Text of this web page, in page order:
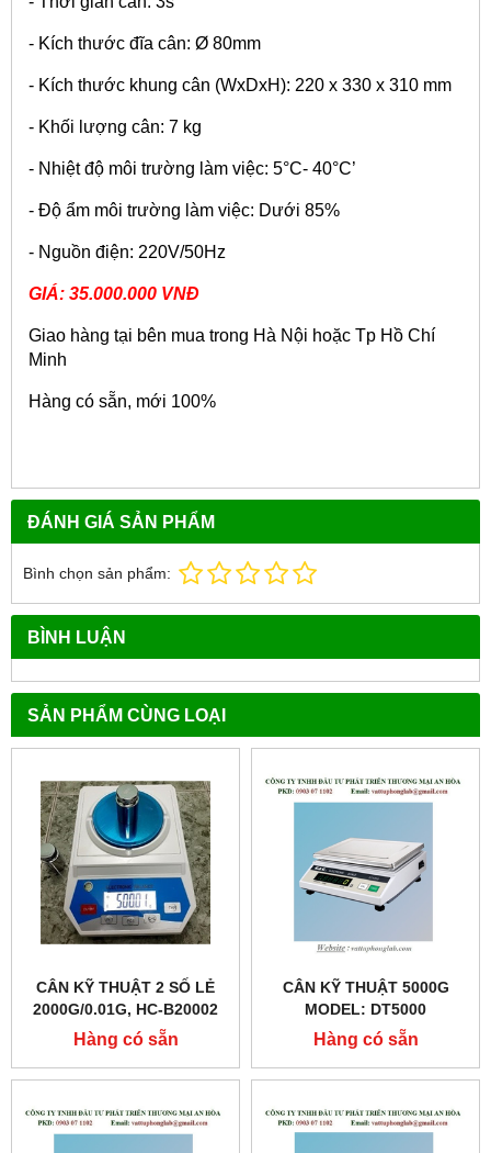
- Kích thước đĩa cân: Ø 80mm
- Kích thước khung cân (WxDxH): 220 x 330 x 310 mm
- Khối lượng cân: 7 kg
- Nhiệt độ môi trường làm việc: 5°C- 40°C’
- Độ ẩm môi trường làm việc: Dưới 85%
- Nguồn điện: 220V/50Hz
GIÁ: 35.000.000 VNĐ
Giao hàng tại bên mua trong Hà Nội hoặc Tp Hồ Chí
Minh
Hàng có sẵn, mới 100%
ĐÁNH GIÁ SẢN PHẨM
Bình chọn sản phẩm:
BÌNH LUẬN
SẢN PHẨM CÙNG LOẠI
CÂN KỸ THUẬT 2 SỐ LẺ
2000G/0.01G, HC-B20002
HÃNG LABEX- ANH
Hàng có sẵn
CÂN KỸ THUẬT 5000G
MODEL: DT5000
Hàng có sẵn